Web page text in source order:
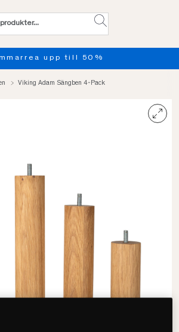
upp till 50%
Viking Adam Sängben 4-Pack